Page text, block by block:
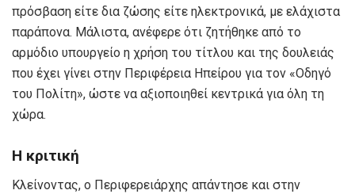
πρόσβαση είτε δια ζώσης είτε ηλεκτρονικά, με ελάχιστα
παράπονα. Μάλιστα, ανέφερε ότι ζητήθηκε από το
αρμόδιο υπουργείο η χρήση του τίτλου και της δουλειάς
που έχει γίνει στην Περιφέρεια Ηπείρου για τον «Οδηγό
του Πολίτη», ώστε να αξιοποιηθεί κεντρικά για όλη τη
χώρα.
Η κριτική
Κλείνοντας, ο Περιφερειάρχης απάντησε και στην